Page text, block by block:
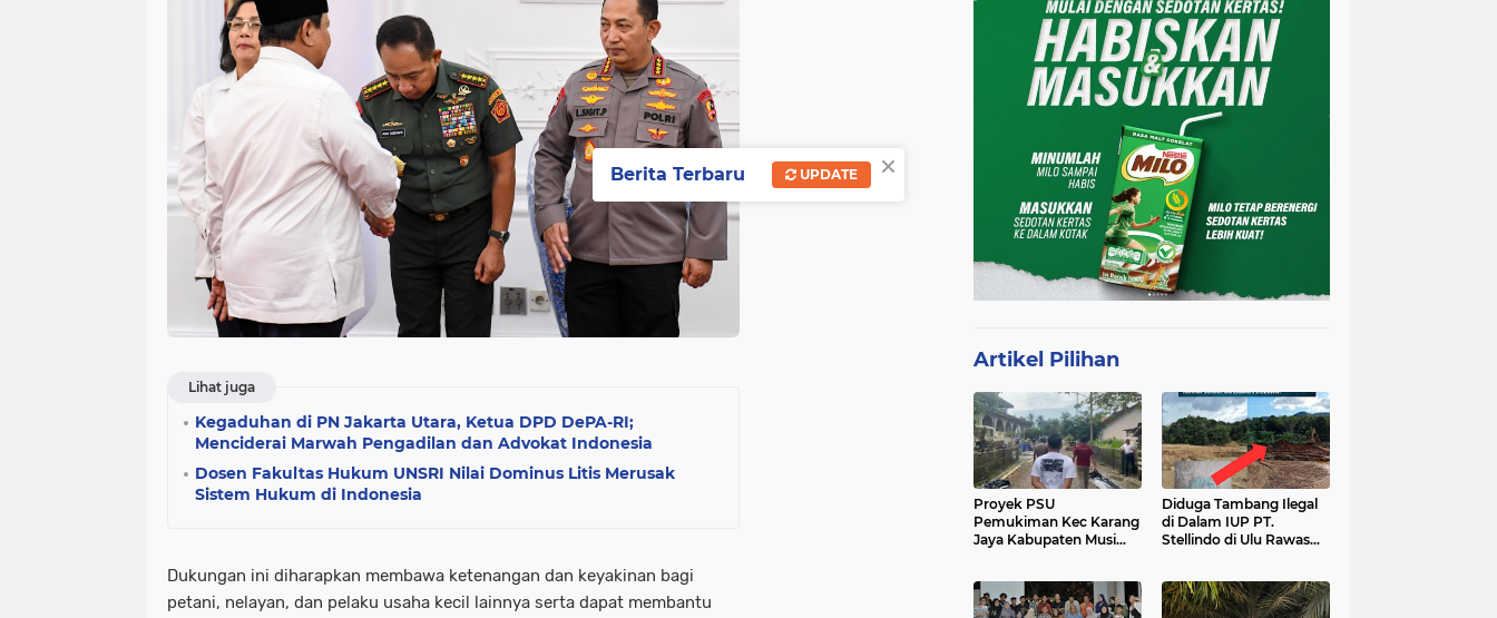
Lihat juga
Kegaduhan di PN Jakarta Utara, Ketua DPD DePA-RI;
Menciderai Marwah Pengadilan dan Advokat Indonesia
Dosen Fakultas Hukum UNSRI Nilai Dominus Litis Merusak
Sistem Hukum di Indonesia
Dukungan ini diharapkan membawa ketenangan dan keyakinan bagi
petani, nelayan, dan pelaku usaha kecil lainnya serta dapat membantu
Artikel Pilihan
Proyek PSU
Pemukiman Kec Karang
Jaya Kabupaten Musi
Diduga Tambang Ilegal
di Dalam IUP PT.
Stellindo di Ulu Rawas
×
Berita Terbaru UPDATE